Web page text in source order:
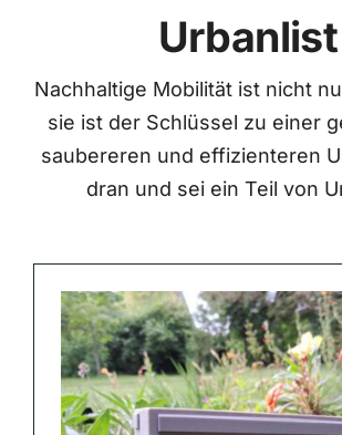
Urbanlist
Nachhaltige Mobilität ist nicht
sie ist der Schlüssel zu einer
saubereren und effizienteren
dran und sei ein Teil von